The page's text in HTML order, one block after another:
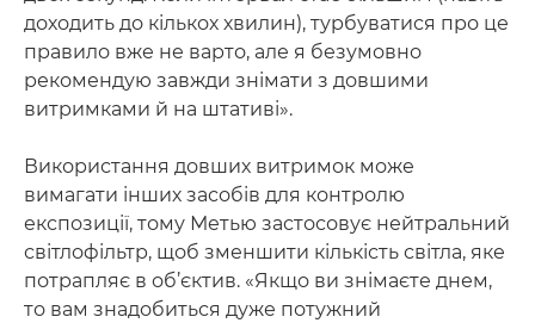
доходить до кількох хвилин), турбуватися про це
правило вже не варто, але я безумовно
рекомендую завжди знімати з довшими
витримками й на штативі».
Використання довших витримок може
вимагати інших засобів для контролю
експозиції, тому Метью застосовує нейтральний
світлофільтр, щоб зменшити кількість світла, яке
потрапляє в об’єктив. «Якщо ви знімаєте днем,
то вам знадобиться дуже потужний